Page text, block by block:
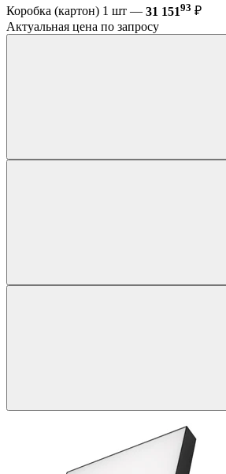
Коробка (картон) 1 шт — 31 15193 ₽
Актуальная цена по запросу